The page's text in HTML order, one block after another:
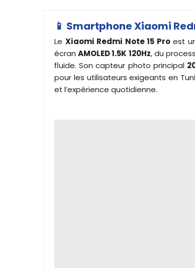
📱 Smartphone Xiaomi
Le Xiaomi Redmi Note 15 Proest
écranAMOLED 1.5K 120Hz, du
fluide. Son capteur photo principal
pour les utilisateurs exigeants en
et l’expérience quotidienne.